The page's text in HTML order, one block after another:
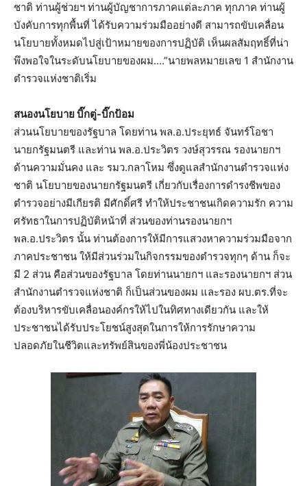
ชาติ ท่านผู้ช่วยฯ ท่านผู้บัญชาการภาคแต่ละภาค ทุกภาค ท่านผู้
บังคับการทุกพื้นที่ ได้รับความร่วมมืออย่างดี สามารถขับเคลื่อน
นโยบายทั้งหมดไปสู่เป้าหมายของการปฏิบัติ เห็นผลสัมฤทธิ์ที่น่า
พึงพอใจในระดับนโยบายของผม….”นายพลหมายเลข 1 สำนักงาน
ตำรวจแห่งชาติเริ่ม
สนองนโยบาย บิ๊กตู่-บิ๊กป้อม
ส่วนนโยบายของรัฐบาล โดยท่าน พล.อ.ประยุทธ์ จันทร์โอชา
นายกรัฐมนตรี และท่าน พล.อ.ประวิตร วงษ์สุวรรณ รองนายกฯ
ด้านความมั่นคง และ รมว.กลาโหม ซึ่งดูแลสำนักงานตำรวจแห่ง
ชาติ นโยบายของนายกรัฐมนตรี เกี่ยวกับเรื่องการดำรงชีพของ
ตำรวจอย่างมีเกียรติ มีศักดิ์ศรี ทำให้ประชาชนเกิดความรัก ความ
ศรัทธาในการปฏิบัติหน้าที่ ส่วนของท่านรองนายกฯ
พล.อ.ประวิตร นั้น ท่านต้องการให้มีการแสวงหาความร่วมมือจาก
ภาคประชาชน ให้มีส่วนร่วมในกิจกรรมของตำรวจทุกๆ ด้าน ก็จะ
มี 2 ส่วน คือส่วนของรัฐบาล โดยท่านนายกฯ และรองนายกฯ ส่วน
สำนักงานตำรวจแห่งชาติ ก็เป็นส่วนของผม และรอง ผบ.ตร.ที่จะ
ต้องบริหารขับเคลื่อนองค์กรให้ไปในทิศทางเดียวกัน และให้
ประชาชนได้รับประโยชน์สูงสุดในการให้การรักษาความ
ปลอดภัยในชีวิตและทรัพย์สินของพี่น้องประชาชน